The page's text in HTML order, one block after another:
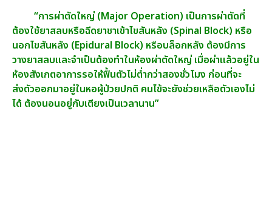
“การผ่าตัดใหญ่ (Major Operation) เป็นการผ่าตัดที่
ต้องใช้ยาสลบหรือฉีดยาชาเข้าไขสันหลัง (Spinal Block) หรือ
นอกไขสันหลัง (Epidural Block) หรือบล็อกหลัง ต้องมีการ
วางยาสลบและจำเป็นต้องทำในห้องผ่าตัดใหญ่ เมื่อผ่าแล้วอยู่ใน
ห้องสังเกตอาการรอให้ฟื้นตัวไม่ต่ำกว่าสองชั่วโมง ก่อนที่จะ
ส่งตัวออกมาอยู่ในหอผู้ป่วยปกติ คนไข้จะยังช่วยเหลือตัวเองไม่
ได้ ต้องนอนอยู่กับเตียงเป็นเวลานาน”